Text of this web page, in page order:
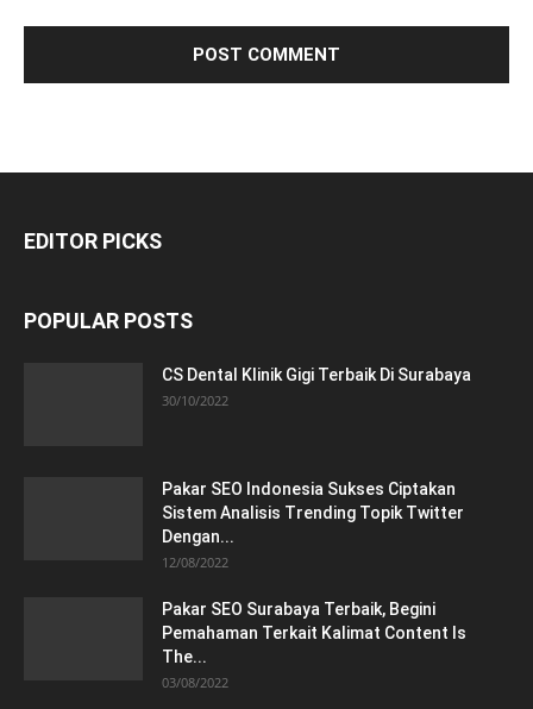
EDITOR PICKS
POPULAR POSTS
CS Dental Klinik Gigi Terbaik Di Surabaya
30/10/2022
Pakar SEO Indonesia Sukses Ciptakan
Sistem Analisis Trending Topik Twitter
Dengan...
12/08/2022
Pakar SEO Surabaya Terbaik, Begini
Pemahaman Terkait Kalimat Content Is
The...
03/08/2022